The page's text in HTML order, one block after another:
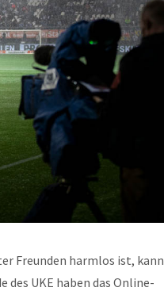
Freunden harmlos ist, kann
UKE haben das Online-